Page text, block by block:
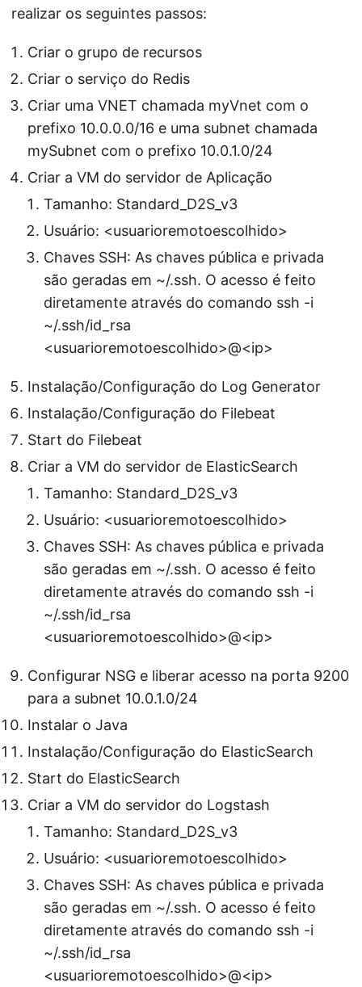
realizar os seguintes passos:
Criar o grupo de recursos
Criar o serviço do Redis
Criar uma VNET chamada myVnet com o
prefixo 10.0.0.0/16 e uma subnet chamada
mySubnet com o prefixo 10.0.1.0/24
Criar a VM do servidor de Aplicação
Tamanho: Standard_D2S_v3
Usuário: <usuarioremotoescolhido>
Chaves SSH: As chaves pública e privada
são geradas em ~/.ssh. O acesso é feito
diretamente através do comando ssh -i
~/.ssh/id_rsa
<usuarioremotoescolhido>@<ip>
Instalação/Configuração do Log Generator
Instalação/Configuração do Filebeat
Start do Filebeat
Criar a VM do servidor de ElasticSearch
Tamanho: Standard_D2S_v3
Usuário: <usuarioremotoescolhido>
Chaves SSH: As chaves pública e privada
são geradas em ~/.ssh. O acesso é feito
diretamente através do comando ssh -i
~/.ssh/id_rsa
<usuarioremotoescolhido>@<ip>
Configurar NSG e liberar acesso na porta 9200
para a subnet 10.0.1.0/24
Instalar o Java
Instalação/Configuração do ElasticSearch
Start do ElasticSearch
Criar a VM do servidor do Logstash
Tamanho: Standard_D2S_v3
Usuário: <usuarioremotoescolhido>
Chaves SSH: As chaves pública e privada
são geradas em ~/.ssh. O acesso é feito
diretamente através do comando ssh -i
~/.ssh/id_rsa
<usuarioremotoescolhido>@<ip>